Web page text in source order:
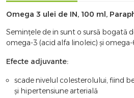
Omega 3 ulei de IN, 100 ml,
Semințele de in sunt o sursă bogată
omega-3 (acid alfa linoleic) și
Efecte adjuvante:
scade nivelul colesterolului, fiind
și hipertensiune arterială